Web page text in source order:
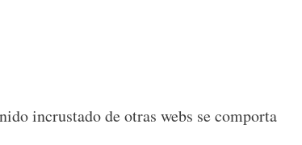
incrustado de otras webs se comporta